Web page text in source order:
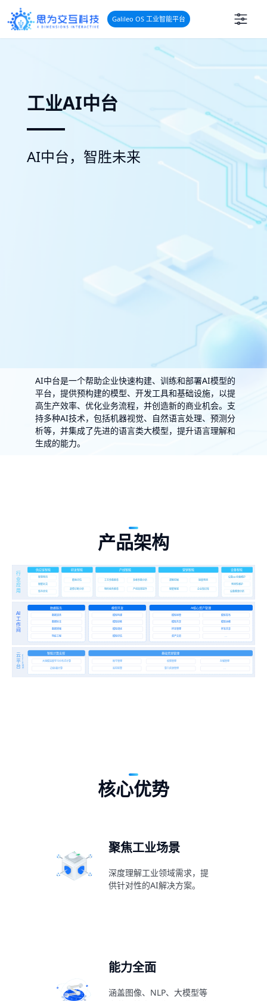
Galileo OS 工业智能平台
工业AI中台
AI中台，智胜未来
AI中台是一个帮助企业快速构建、训练和部署AI模型的
平台，提供预构建的模型、开发工具和基础设施，以提
高生产效率、优化业务流程，并创造新的商业机会。支
持多种AI技术，包括机器视觉、自然语言处理、预测分
析等，并集成了先进的语言类大模型，提升语言理解和
生成的能力。
产品架构
AI
工
作
间
数据服务
数据清洗
行
业
应
用
智慧物流
供应链智能
库存优化
智能补货
能耗评估
研发智能
故障诊断分析
工艺参数推荐
产线智能
物料组合推荐
多维参数分析
产线效率提升
潜客挖掘
营销智能
智能客服
销量预测
企业知识库
设备3D全面维护
设备智能
设备健康分析
预测性维护
数据标注
数据增强
特征工程
模型开发
模型构建
模型训练
模型调优
模型评估
AI核心资产管理
模型纳管
模型共享
样本管理
资产交易
模型发布
模型运维
样本共享
云
平
台
基础资源管理
账号管理
Galileo OS
提供
权限管理 存储管理
监控报警 算力资源管理
智能计算支撑
大规模深度学习分布式计算
边缘/端计算
核心优势
聚焦工业场景
深度理解工业领域需求，提
供针对性的AI解决方案。
能力全面
涵盖图像、NLP、大模型等